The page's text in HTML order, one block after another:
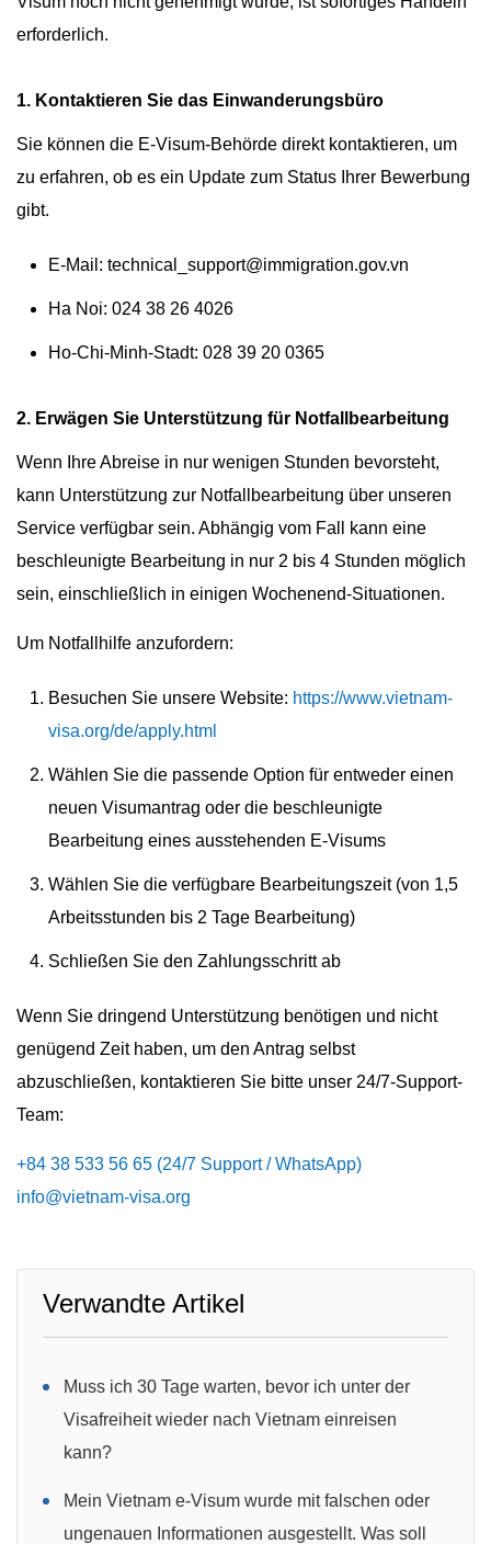
erforderlich.
1. Kontaktieren Sie das Einwanderungsbüro
Sie können die E-Visum-Behörde direkt kontaktieren, um
zu erfahren, ob es ein Update zum Status Ihrer Bewerbung
gibt.
E-Mail: technical_support@immigration.gov.vn
Ha Noi: 024 38 26 4026
Ho-Chi-Minh-Stadt: 028 39 20 0365
2. Erwägen Sie Unterstützung für Notfallbearbeitung
Wenn Ihre Abreise in nur wenigen Stunden bevorsteht,
kann Unterstützung zur Notfallbearbeitung über unseren
Service verfügbar sein. Abhängig vom Fall kann eine
beschleunigte Bearbeitung in nur 2 bis 4 Stunden möglich
sein, einschließlich in einigen Wochenend-Situationen.
Um Notfallhilfe anzufordern:
Besuchen Sie unsere Website: https://www.vietnam-
visa.org/de/apply.html
Wählen Sie die passende Option für entweder einen
neuen Visumantrag oder die beschleunigte
Bearbeitung eines ausstehenden E-Visums
Wählen Sie die verfügbare Bearbeitungszeit (von 1,5
Arbeitsstunden bis 2 Tage Bearbeitung)
Schließen Sie den Zahlungsschritt ab
Wenn Sie dringend Unterstützung benötigen und nicht
genügend Zeit haben, um den Antrag selbst
abzuschließen, kontaktieren Sie bitte unser 24/7-Support-
Team:
+84 38 533 56 65 (24/7 Support / WhatsApp)
info@vietnam-visa.org
Verwandte Artikel
Muss ich 30 Tage warten, bevor ich unter der
Visafreiheit wieder nach Vietnam einreisen
kann?
Mein Vietnam e-Visum wurde mit falschen oder
ungenauen Informationen ausgestellt. Was soll